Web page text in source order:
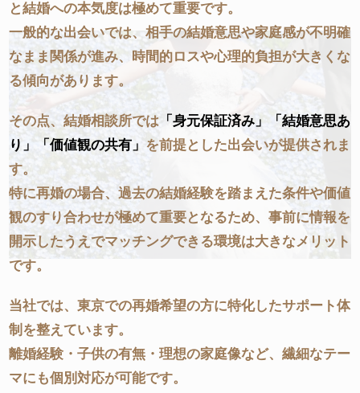
と結婚への本気度は極めて重要です。
一般的な出会いでは、相手の結婚意思や家庭感が不明確
なまま関係が進み、時間的ロスや心理的負担が大きくな
る傾向があります。
その点、結婚相談所では 「身元保証済み」
「結婚意思あ
り」
「価値観の共有」 を前提とした出会いが提供されま
す。
特に再婚の場合、過去の結婚経験を踏まえた条件や価値
観のすり合わせが極めて重要となるため、事前に情報を
開示したうえでマッチングできる環境は大きなメリット
です。
当社では、東京での再婚希望の方に特化したサポート体
制を整えています。
離婚経験・子供の有無・理想の家庭像など、繊細なテー
マにも個別対応が可能です。